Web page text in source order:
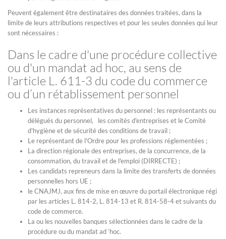
Peuvent également être destinataires des données traitées, dans la
limite de leurs attributions respectives et pour les seules données qui leur
sont nécessaires :
Dans le cadre d'une procédure collective
ou d'un mandat ad hoc, au sens de
l'article L. 611-3 du code du commerce
ou d’un rétablissement personnel
Les instances représentatives du personnel : les représentants ou
délégués du personnel, les comités d'entreprises et le Comité
d'hygiène et de sécurité des conditions de travail ;
Le représentant de l'Ordre pour les professions réglementées ;
La direction régionale des entreprises, de la concurrence, de la
consommation, du travail et de l'emploi (DIRRECTE) ;
Les candidats repreneurs dans la limite des transferts de données
personnelles hors UE ;
le CNAJMJ, aux fins de mise en œuvre du portail électronique régi
par les articles L. 814-2, L. 814-13 et R. 814-58-4 et suivants du
code de commerce.
La ou les nouvelles banques sélectionnées dans le cadre de la
procédure ou du mandat ad ’hoc.